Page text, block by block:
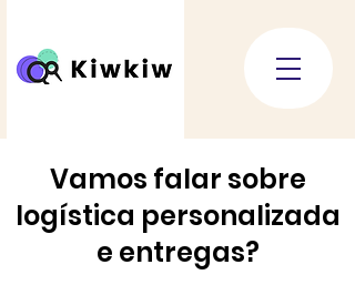
Vamos falar sobre
logística personalizada
e entregas?